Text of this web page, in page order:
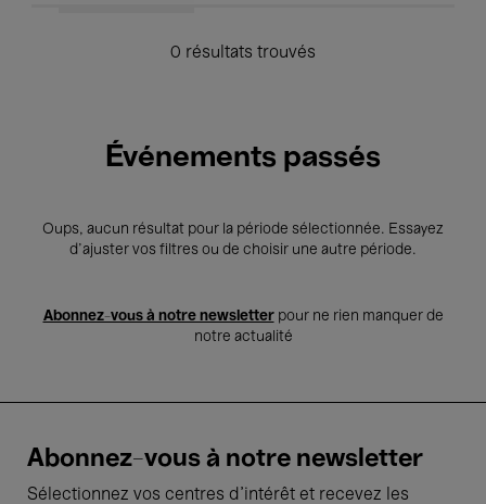
0 résultats trouvés
Événements passés
Oups, aucun résultat pour la période sélectionnée. Essayez
d’ajuster vos filtres ou de choisir une autre période.
Abonnez-vous à notre newsletterpour ne rien manquer de
notre actualité
Abonnez-vous à notre newsletter
Sélectionnez vos centres d'intérêt et recevez les